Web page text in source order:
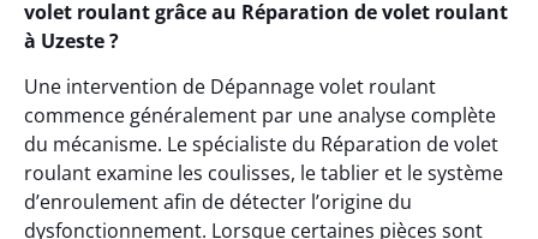
volet roulant grâce au Réparation de volet roulant
à Uzeste ?
Une intervention de Dépannage volet roulant
commence généralement par une analyse complète
du mécanisme. Le spécialiste du Réparation de volet
roulant examine les coulisses, le tablier et le système
d’enroulement afin de détecter l’origine du
dysfonctionnement. Lorsque certaines pièces sont